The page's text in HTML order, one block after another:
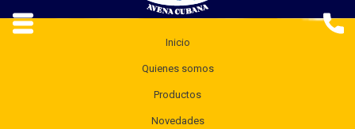
Inicio
Quienes somos
Productos
Novedades